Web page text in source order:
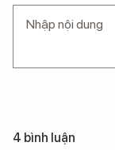
4 bình luận